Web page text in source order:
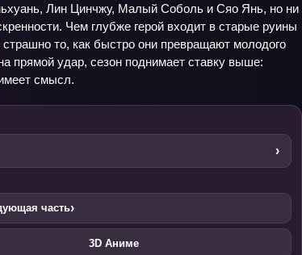
Лин Цинчжу, Малый Соболь и Сяо Янь, но ни
Чем глубже герой входит в старые руины
то, как быстро они превращают молодого
прямой удар, сезон поднимает ставку выше:
смысл.
›
часть›
3D Аниме